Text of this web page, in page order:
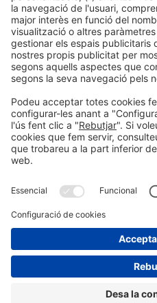
LLegir més
a les